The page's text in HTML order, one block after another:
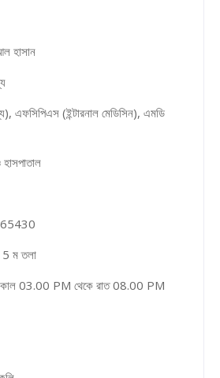
হাসান
এফসিপিএস (ইন্টারনাল মেডিসিন), এমডি
5 ম তলা
বিকাল 03.00 PM থেকে রাত 08.00 PM